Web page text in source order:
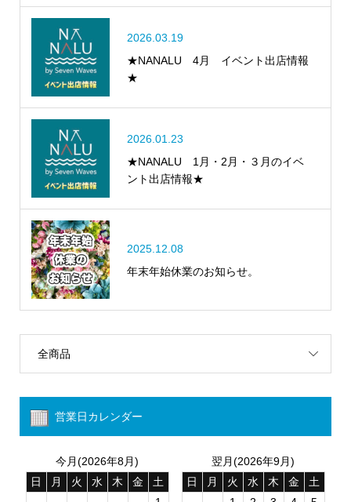
2026.03.19
★NANALU 4月 イベント出店情報
★
2026.01.23
★NANALU 1月・2月・３月のイベ
ント出店情報★
2025.12.08
年末年始休業のお知らせ。
全商品
営業日カレンダー
今月(2026年8月)
日
月 火 水 木 金
土
翌月(2026年9月)
日
月 火 水 木 金
土